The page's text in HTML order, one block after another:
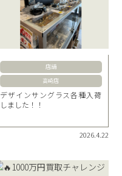
店舗
高崎店
デザインサングラス各種入荷
しました！！
2026.4.22